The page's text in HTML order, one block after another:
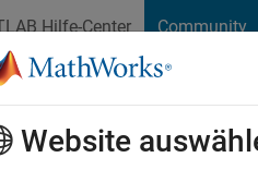
Hilfe-Center Community
File Exchange Cody
Website